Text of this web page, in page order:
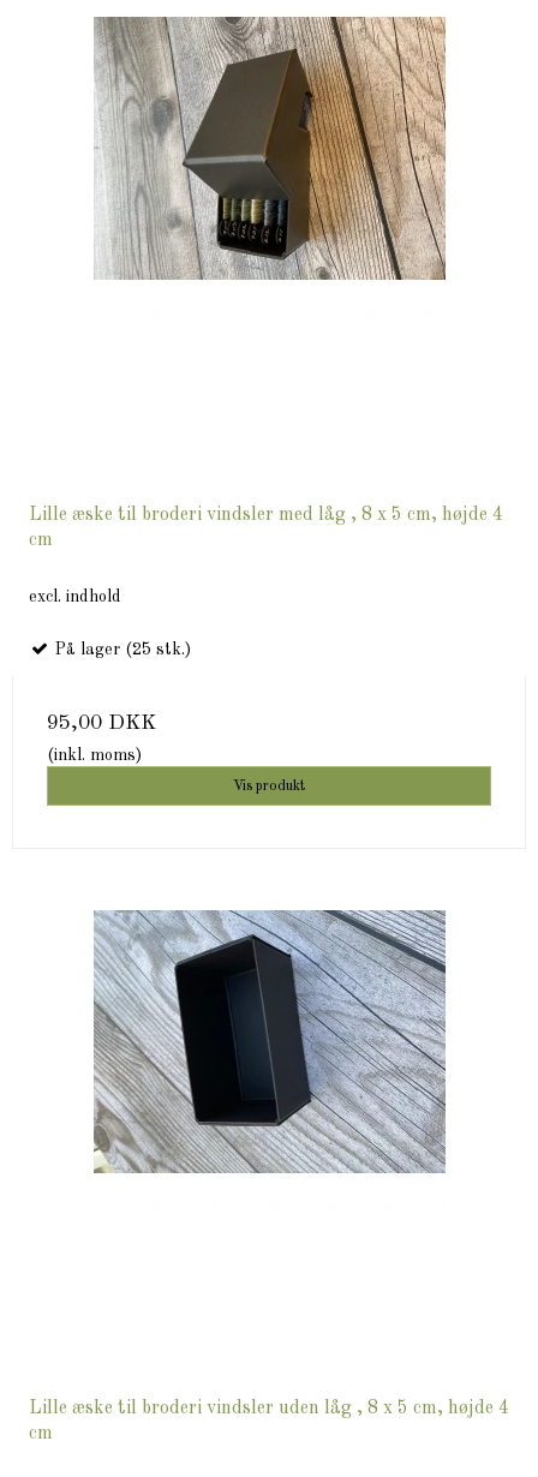
Lille æske til broderi vindsler med låg , 8 x 5 cm, højde 4
cm
excl. indhold
På lager (25 stk.)
95,00 DKK
(inkl. moms)
Vis produkt
Lille æske til broderi vindsler uden låg , 8 x 5 cm, højde 4
cm